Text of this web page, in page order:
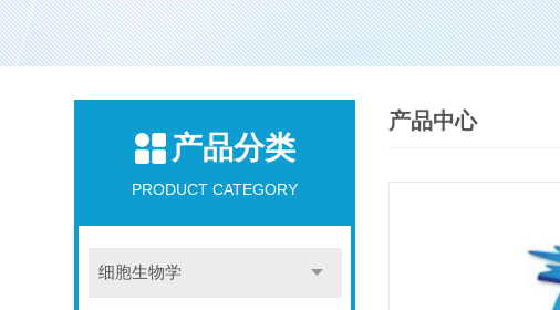
产品分类
PRODUCT CATEGORY
细胞生物学
产品中心